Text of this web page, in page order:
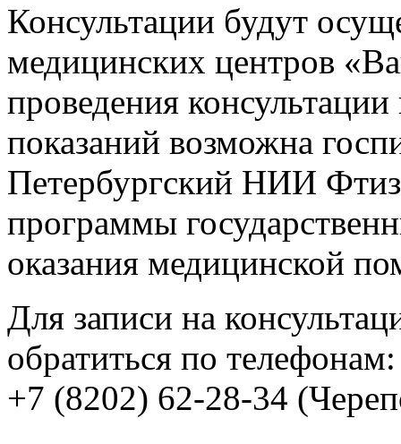
Консультации будут
медицинских центров
проведения
показаний возможна
Петербургский НИИ
программы
оказания медицинской
Для записи на
обратиться по
+7 (8202) 62-28-34